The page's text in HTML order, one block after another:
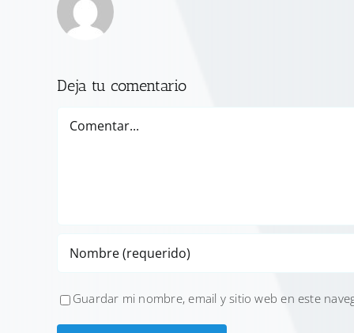
Deja tu comentario
Guardar mi nombre, email y sitio web en este